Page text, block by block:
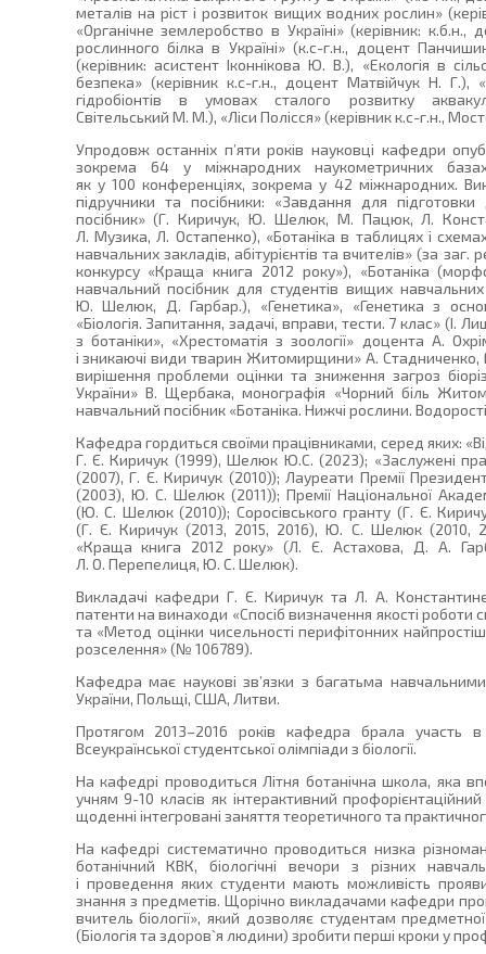
металів на ріст і розвиток вищих водних рослин»
«Органічне землеробство в Україні» (керівник:
рослинного білка в Україні» (к.с-г.н., доцент
(керівник: асистент Іконнікова Ю. В.), «Екологія в
безпека» (керівник к.с-г.н., доцент Матвійчук Н. Г.),
гідробіонтів в умовах сталого розвитку
Світельський М. М.), «Ліси Полісся» (керівник к.с-г.н.,
Упродовж останніх п’яти років науковці кафедри
зокрема 64 у міжнародних наукометричних
як у 100 конференціях, зокрема у 42 міжнародних.
підручники та посібники: «Завдання для підготовки
посібник» (Г. Киричук, Ю. Шелюк, М. Пацюк, Л.
Л. Музика, Л. Остапенко), «Ботаніка в таблицях і
навчальних закладів, абітурієнтів та вчителів» (за
конкурсу «Краща книга 2012 року»), «Ботаніка
навчальний посібник для студентів вищих
Ю. Шелюк, Д. Гарбар.), «Генетика», «Генетика з
«Біологія. Запитання, задачі, вправи, тести. 7 клас» (І.
з ботаніки», «Хрестоматія з зоології» доцента А.
і зникаючі види тварин Житомирщини» А. Стадниченко,
вирішення проблеми оцінки та зниження загроз
України» В. Щербака, монографія «Чорний біль
навчальний посібник «Ботаніка. Нижчі рослини.
Кафедра гордиться своїми працівниками, серед яких:
Г. Є. Киричук (1999), Шелюк Ю.С. (2023); «Заслужені
(2007), Г. Є. Киричук (2010)); Лауреати Премії
(2003), Ю. С. Шелюк (2011)); Премії Національної
(Ю. С. Шелюк (2010)); Соросівського гранту (Г. Є.
(Г. Є. Киричук (2013, 2015, 2016), Ю. С. Шелюк (2010,
«Краща книга 2012 року» (Л. Є. Астахова, Д. А.
Л. О. Перепелиця, Ю. С. Шелюк).
Викладачі кафедри Г. Є. Киричук та Л. А.
патенти на винаходи «Спосіб визначення якості
та «Метод оцінки чисельності перифітонних
розселення» (№ 106789).
Кафедра має наукові зв’язки з багатьма
України, Польщі, США, Литви.
Протягом 2013–2016 років кафедра брала участь в
Всеукраїнської студентської олімпіади з біології.
На кафедрі проводиться Літня ботанічна школа, яка
учням 9-10 класів як інтерактивний
щоденні інтегровані заняття теоретичного та
На кафедрі систематично проводиться низка
ботанічний КВК, біологічні вечори з різних
і проведення яких студенти мають можливість
знання з предметів. Щорічно викладачами кафедри
вчитель біології», який дозволяє студентам
(Біологія та здоров`я людини) зробити перші кроки у